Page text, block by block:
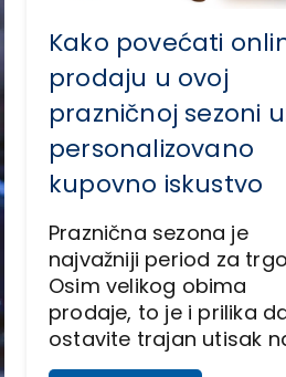
Kako povećati
prodaju u ovoj
prazničnoj sezoni
personalizovano
kupovno iskustvo
Praznična sezona je
najvažniji period za
Osim velikog obima
prodaje, to je i prilika
ostavite trajan utisak